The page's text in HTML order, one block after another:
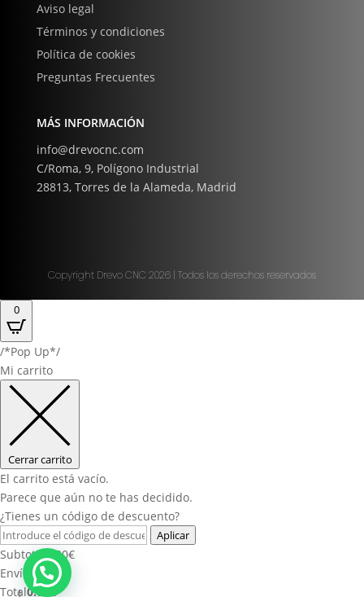
Aviso legal
Términos y condiciones
Política de cookies
Preguntas Frecuentes
MÁS INFORMACIÓN
info@drevocnc.com
C/Roma, 9, Polígono Industrial
28813, Torres de la Alameda, Madrid
Copyright Drevo CNC 2026 | Todos los derechos reservados
0
/*Pop Up*/
Mi carrito
Cerrar carrito
El carrito está vacío.
Parece que aún no te has decidido.
¿Tienes un código de descuento?
Aplicar
Subtotal0.00€
Envíos
Total0.00€